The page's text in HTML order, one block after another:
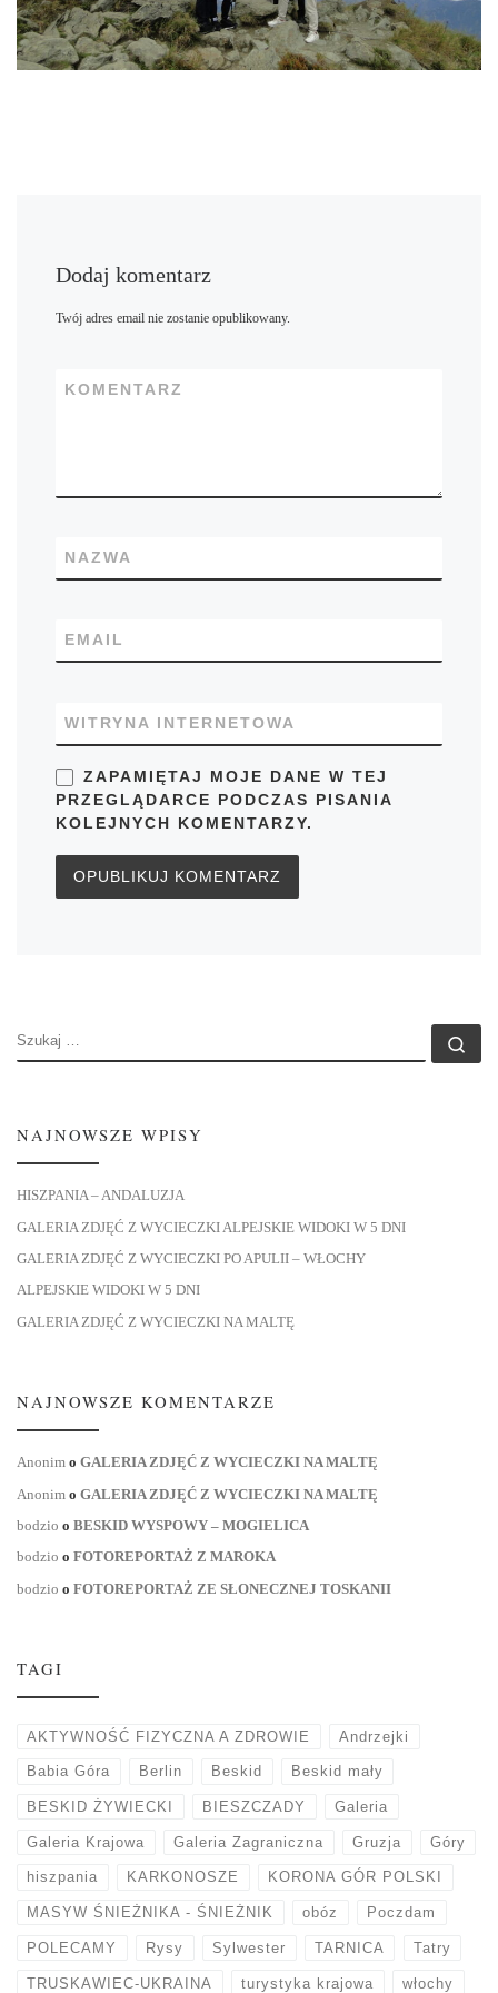
Dodaj komentarz
Twój adres email nie zostanie opublikowany.
KOMENTARZ
NAZWA
EMAIL
WITRYNA INTERNETOWA
ZAPAMIĘTAJ MOJE DANE W TEJ
PRZEGLĄDARCE PODCZAS PISANIA
KOLEJNYCH KOMENTARZY.
SZUKAJ
NAJNOWSZE WPISY
HISZPANIA – ANDALUZJA
GALERIA ZDJĘĆ Z WYCIECZKI ALPEJSKIE WIDOKI W 5 DNI
GALERIA ZDJĘĆ Z WYCIECZKI PO APULII – WŁOCHY
ALPEJSKIE WIDOKI W 5 DNI
GALERIA ZDJĘĆ Z WYCIECZKI NA MALTĘ
NAJNOWSZE KOMENTARZE
Anonim o GALERIA ZDJĘĆ Z WYCIECZKI NA MALTĘ
Anonim o GALERIA ZDJĘĆ Z WYCIECZKI NA MALTĘ
bodzio o BESKID WYSPOWY – MOGIELICA
bodzio o FOTOREPORTAŻ Z MAROKA
bodzio o FOTOREPORTAŻ ZE SŁONECZNEJ TOSKANII
TAGI
AKTYWNOŚĆ FIZYCZNA A ZDROWIE Andrzejki
Babia Góra Berlin Beskid Beskid mały
BESKID ŻYWIECKI BIESZCZADY Galeria
Galeria Krajowa Galeria Zagraniczna Gruzja Góry
hiszpania KARKONOSZE KORONA GÓR POLSKI
MASYW ŚNIEŻNIKA - ŚNIEŻNIK obóz Poczdam
POLECAMY Rysy Sylwester TARNICA Tatry
TRUSKAWIEC-UKRAINA turystyka krajowa włochy